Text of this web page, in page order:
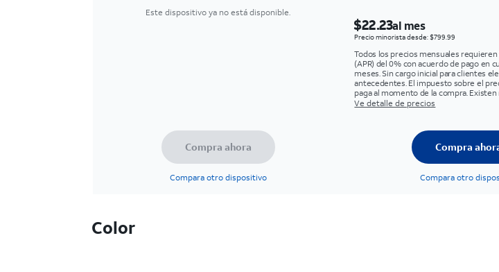
Este dispositivo ya no está disponible.
$22.23al mes
Precio minorista desde: $799.99
Todos los precios mensuales
(APR) del 0% con acuerdo de pago en
meses. Sin cargo inicial para clientes
antecedentes. El impuesto sobre el
paga al momento de la compra.
Ve detalle de precios
Compra ahora
Compara otro dispositivo
Compra
Compara otro
Color